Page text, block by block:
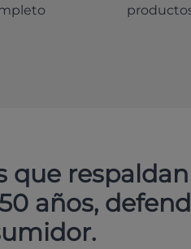
que respaldan
años,